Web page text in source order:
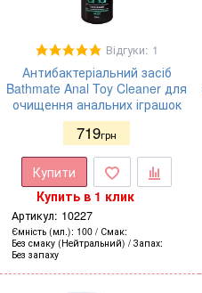
Відгуки: 1
Антибактеріальний засіб
Bathmate Anal Toy Cleaner для
очищення анальних іграшок
719грн
Купити
Купить в 1 клик
Артикул: 10227
Ємність (мл.) 100
Смак
Без смаку (Нейтральний)
Запах
Без запаху